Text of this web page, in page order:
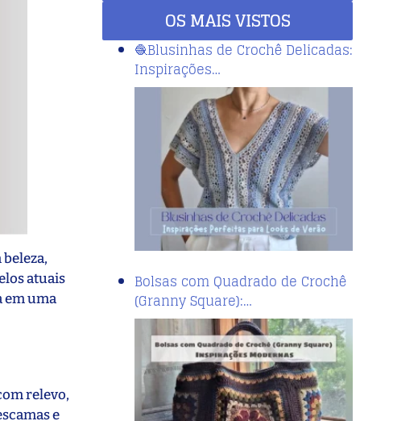
atuais
em uma
relevo,
e
OS MAIS VISTOS
🧶Blusinhas de Crochê Delicadas:
Inspirações…
Bolsas com Quadrado de Crochê
(Granny Square):…